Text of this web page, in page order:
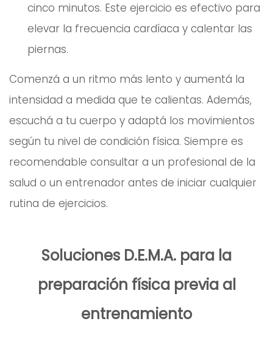
cinco minutos. Este ejercicio es efectivo para
elevar la frecuencia cardíaca y calentar las
piernas.
Comenzá a un ritmo más lento y aumentá la
intensidad a medida que te calientas. Además,
escuchá a tu cuerpo y adaptá los movimientos
según tu nivel de condición física. Siempre es
recomendable consultar a un profesional de la
salud o un entrenador antes de iniciar cualquier
rutina de ejercicios.
Soluciones D.E.M.A. para la
preparación física previa al
entrenamiento